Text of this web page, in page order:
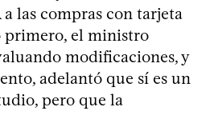
las compras con tarjeta
primero, el ministro
modificaciones, y
adelantó que sí es un
pero que la